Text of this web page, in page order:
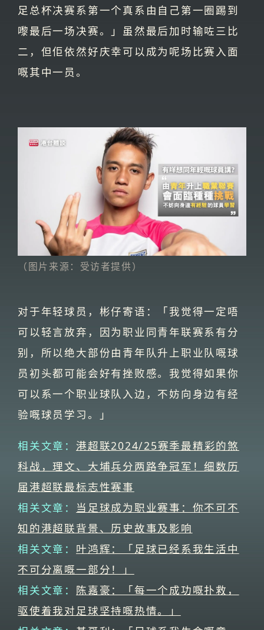
足总杯决赛系第一个真系由自己第一圈踢到
嚟最后一场决赛。」虽然最后加时输咗三比
二，但佢依然好庆幸可以成为呢场比赛入面
嘅其中一员。
（图片来源：受访者提供）
对于年轻球员，彬仔寄语：「我觉得一定唔
可以轻言放弃，因为职业同青年联赛系有分
别，所以绝大部份由青年队升上职业队嘅球
员初头都可能会好有挫败感。我觉得如果你
可以系一个职业球队入边，不妨向身边有经
验嘅球员学习。」
相关文章： 港超联2024/25赛季最精彩的煞
科战，理文、大埔兵分两路争冠军！细数历
届港超联最标志性赛事
相关文章： 当足球成为职业赛事：你不可不
知的港超联背景、历史故事及影响
相关文章： 叶鸿辉：「足球已经系我生活中
不可分离嘅一部分！」
相关文章： 陈嘉豪：「每一个成功嘅扑救，
驱使着我对足球坚持嘅热情。」